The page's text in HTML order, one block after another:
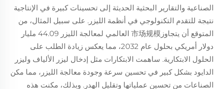
الصناعية والتقارير البحثية الحديثة إلى تحسينات كبيرة في الإنتاجية
نتيجة للتقدم التكنولوجي في أنظمة الليزر. على سبيل المثال، من
المتوقع أن يتجاوز市场规模 العالمي لمعالجة الليزر 44.09 مليار
دولار أمريكي بحلول عام 2032، مما يعكس زيادة الطلب على
الحلول الابتكارية. ساهمت الابتكارات مثل إدخال ليزر الألياف وليزر
الدايود بشكل كبير في تحسين سرعة وجودة معالجة الليزر، مما مكن
الصناعات من تحسين عملياتها وتقليل الهدر. وبذلك، مكنت هذه